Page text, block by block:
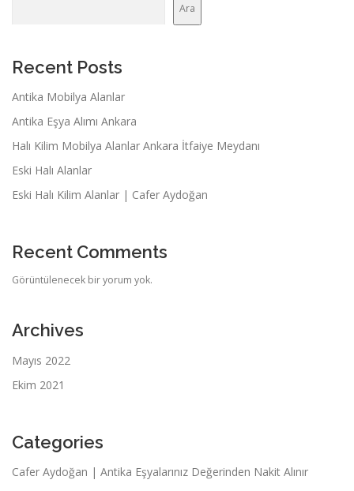
Ara
Recent Posts
Antika Mobilya Alanlar
Antika Eşya Alımı Ankara
Halı Kilim Mobilya Alanlar Ankara İtfaiye Meydanı
Eski Halı Alanlar
Eski Halı Kilim Alanlar | Cafer Aydoğan
Recent Comments
Görüntülenecek bir yorum yok.
Archives
Mayıs 2022
Ekim 2021
Categories
Cafer Aydoğan | Antika Eşyalarınız Değerinden Nakit Alınır